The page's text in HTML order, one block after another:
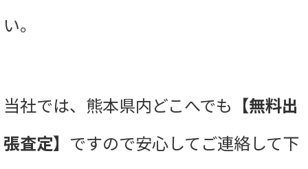
い。
当社では、熊本県内どこへでも 【無料出
張査定】 ですので安心してご連絡して下